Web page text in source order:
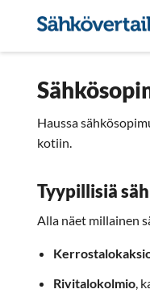
Haussa
kotiin.
Tyypillisiä
Alla näet millainen
Rivitalokolmio,